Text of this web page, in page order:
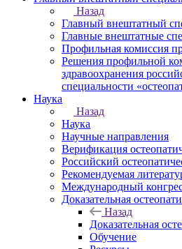
Назад
Главный внештатный
Главные внештатные
Профильная комиссия
Решения профильной
здравоохранения
специальности
Наука
Назад
Наука
Научные направления
Верификация
Российский
Рекомендуемая
Международный
Доказательная
Назад
Доказательная
Обучение